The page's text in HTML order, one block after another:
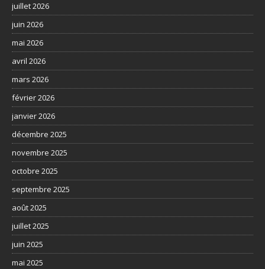
juillet 2026
juin 2026
mai 2026
avril 2026
mars 2026
février 2026
janvier 2026
décembre 2025
novembre 2025
octobre 2025
septembre 2025
août 2025
juillet 2025
juin 2025
mai 2025